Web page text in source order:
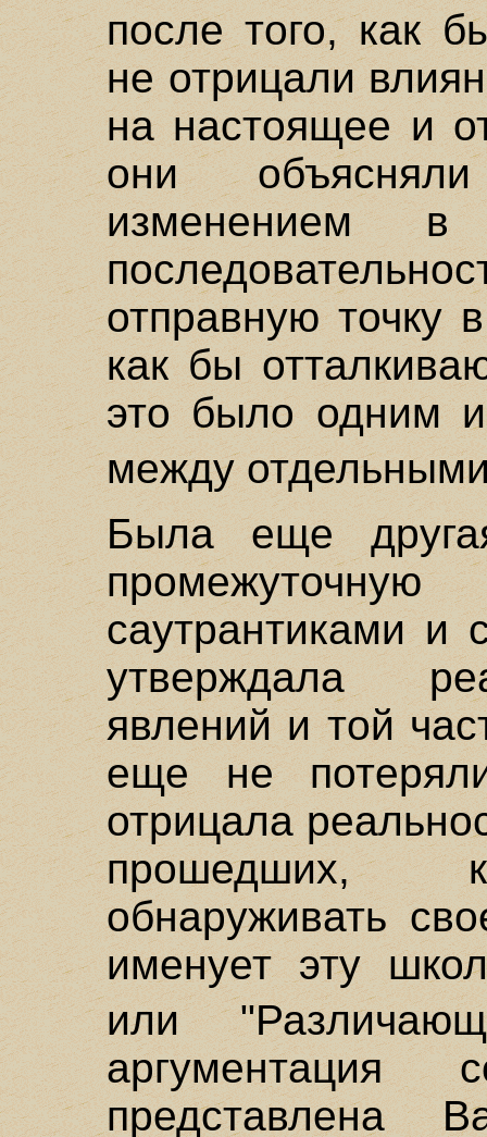
после того, как
не отрицали
на настоящее и
они
изменением в
отправную точку
как бы
это было одним
между
Была еще
саутрантиками и
утверждала
явлений и той
еще не
отрицала
прошедших,
обнаруживать
именует эту
или
аргументация
представлена